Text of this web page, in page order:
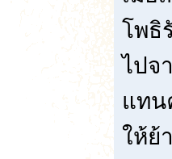
โพธิ
ไปจ
แทน
ให้ย้